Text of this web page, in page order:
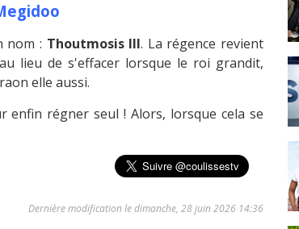
nom : Thoutmosis III. La régence revient
lieu de s'effacer lorsque le roi grandit,
elle aussi.
régner seul ! Alors, lorsque cela se
Dernière modification le dimanche, 28 juin 2026 14:36